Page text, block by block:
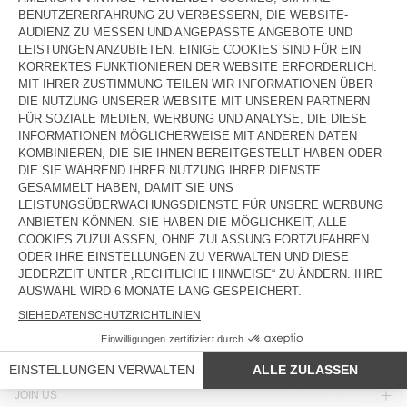
KINDERHEMD LYCAZ
€ 85
KINDERHEMD PADOW
€ 85
KINDERHEMD PADOW
€ 85
KINDERHEMD JAZY
€ 85
KINDERHEMD PADOW
€ 85
LAND/REGION : ÖSTERREICH
SPRACHE :
BARRIEREFREIHEIT
JOIN US
NEWSLETTER